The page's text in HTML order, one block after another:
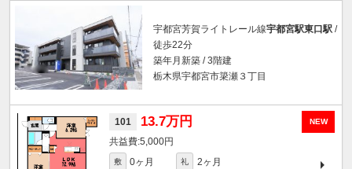
宇都宮芳賀ライトレール線宇都宮駅東口駅 /
徒歩22分
築年月新築 / 3階建
栃木県宇都宮市簗瀬３丁目
NEW
101 13.7万円
5,000円
敷 0ヶ月 礼 2ヶ月